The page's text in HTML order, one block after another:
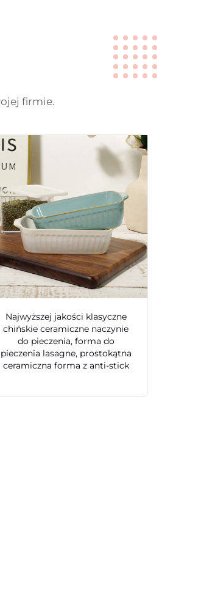
firmie.
Najwyższej jakości klasyczne
chińskie ceramiczne naczynie
do pieczenia, forma do
pieczenia lasagne, prostokątna
ceramiczna forma z anti-stick